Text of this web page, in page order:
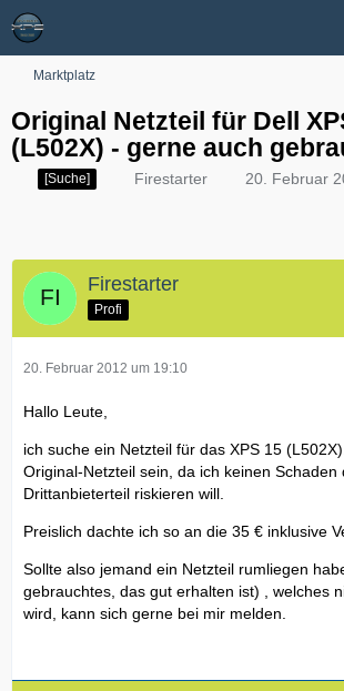
Marktplatz
Original Netzteil für Dell
(L502X) - gerne auch
[Suche] Firestarter 20. Februar
Firestarter
Profi
20. Februar 2012 um 19:10
Hallo Leute,
ich suche ein Netzteil für das XPS 15
Original-Netzteil sein, da ich keinen Schaden
Drittanbieterteil riskieren will.
Preislich dachte ich so an die 35 € inklusive
Sollte also jemand ein Netzteil rumliegen
gebrauchtes, das gut erhalten ist) , welches
wird, kann sich gerne bei mir melden.